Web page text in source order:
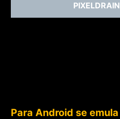
PIXELDRAIN
Para Android se